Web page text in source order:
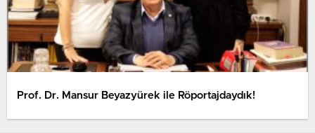
Prof. Dr. Mansur Beyazyürek ile Röportajdaydık!